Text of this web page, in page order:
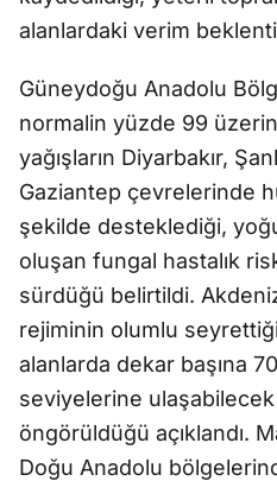
alanlardaki verim
Güneydoğu Anadolu
normalin yüzde 99
yağışların Diyarbakır,
Gaziantep çevrelerinde
şekilde desteklediği,
oluşan fungal hastalık
sürdüğü belirtildi.
rejiminin olumlu
alanlarda dekar başına
seviyelerine
öngörüldüğü açıklandı.
Doğu Anadolu